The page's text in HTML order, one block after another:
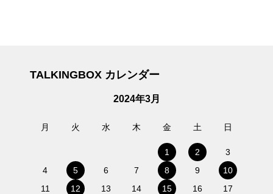
TALKINGBOX カレンダー
2024年3月
月 火 水 木 金 土 日
1 2
3
4
5 6 7 8 9
10
11
12 13 14 15 16
17